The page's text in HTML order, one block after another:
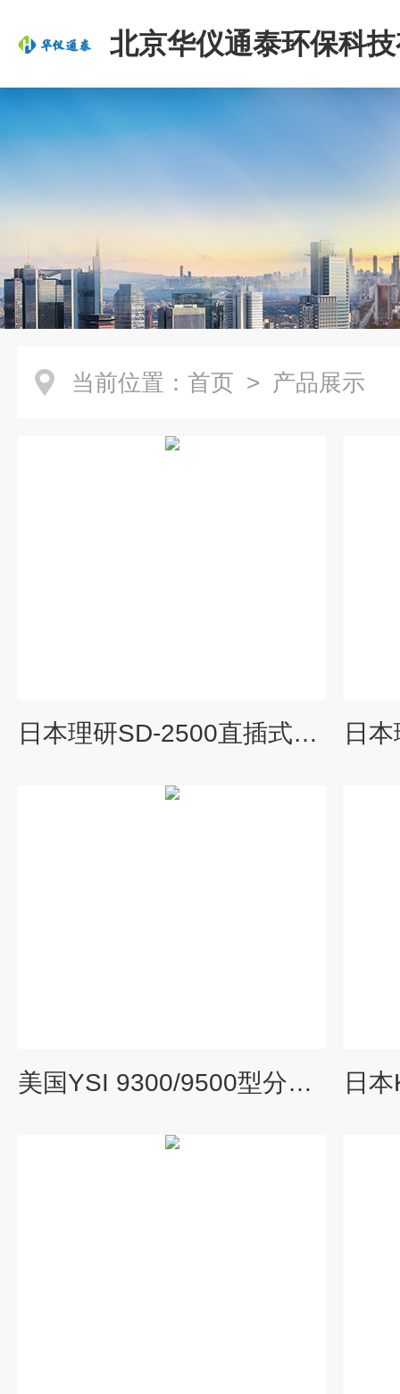
北京华仪通泰环保科
司
当前位置： 首页 > 产品展示
日本理研SD-2500直插式气体监测仪
美国YSI 9300/9500型分光光度计